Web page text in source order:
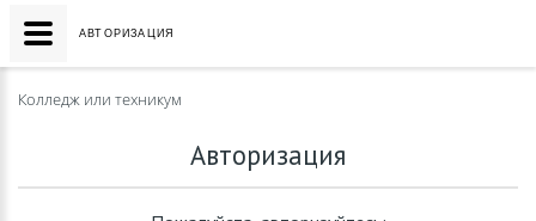
Колледж или техникум
Авторизация
АВТОРИЗАЦИЯ